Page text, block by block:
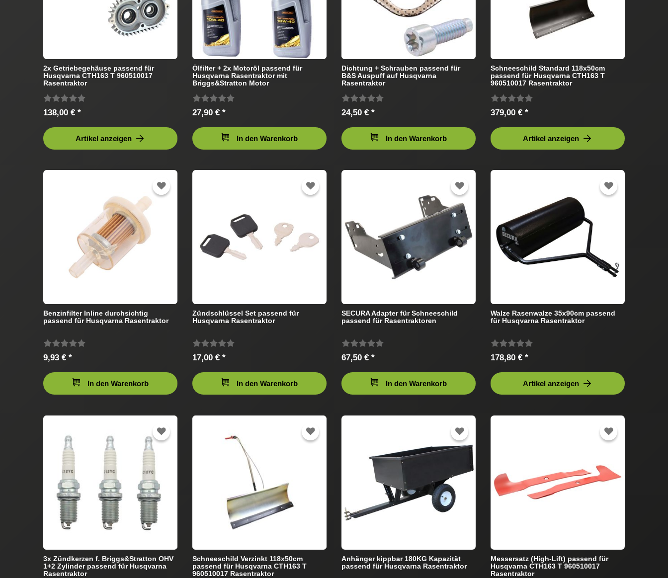
2x Getriebegehäuse passend für
Husqvarna CTH163 T 960510017
Rasentraktor
138,00 € *
Artikel anzeigen
Ölfilter + 2x Motoröl passend für
Husqvarna Rasentraktor mit
Briggs&Stratton Motor
27,90 € *
In den Warenkorb
Dichtung + Schrauben passend für
B&S Auspuff auf Husqvarna
Rasentraktor
24,50 € *
In den Warenkorb
Schneeschild Standard 118x50cm
passend für Husqvarna CTH163 T
960510017 Rasentraktor
379,00 € *
Artikel anzeigen
Benzinfilter Inline durchsichtig
passend für Husqvarna Rasentraktor
9,93 € *
In den Warenkorb
Zündschlüssel Set passend für
Husqvarna Rasentraktor
17,00 € *
In den Warenkorb
SECURA Adapter für Schneeschild
passend für Rasentraktoren
67,50 € *
In den Warenkorb
Walze Rasenwalze 35x90cm passend
für Husqvarna Rasentraktor
178,80 € *
Artikel anzeigen
3x Zündkerzen f. Briggs&Stratton OHV
1+2 Zylinder passend für Husqvarna
Rasentraktor
Schneeschild Verzinkt 118x50cm
passend für Husqvarna CTH163 T
960510017 Rasentraktor
Anhänger kippbar 180KG Kapazität
passend für Husqvarna Rasentraktor
Messersatz (High-Lift) passend für
Husqvarna CTH163 T 960510017
Rasentraktor